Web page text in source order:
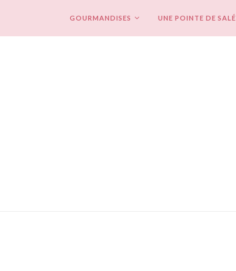
GOURMANDISES UNE POINTE DE SALÉ